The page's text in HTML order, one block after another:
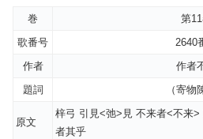
巻
第
歌番号
2640
作者
作者
題詞
（寄物
原文
梓弓 引見<弛>見 不来者<不来
者其乎